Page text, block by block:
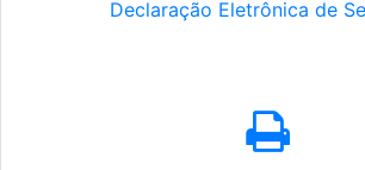
Declaração Eletrônica de